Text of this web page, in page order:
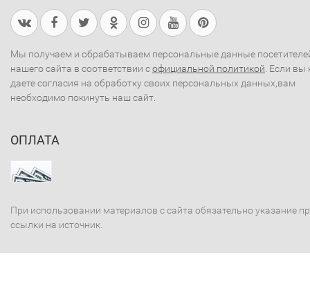
Мы получаем и обрабатываем персональные данные
нашего сайта в соответствии софициальной политикой . Если вы
даете согласия на обработку своих персональных данных,вам
необходимо покинуть наш сайт.
ОПЛАТА
При использовании материалов с сайта обязательно указание
ссылки на источник.